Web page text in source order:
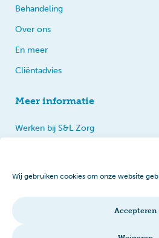
Wij gebruiken cookies om onze website
Accepteren
Behandeling
Over ons
En meer
Cliëntadvies
Meer informatie
Werken bij S&L Zorg
Intranet